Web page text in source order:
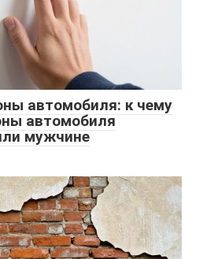
автомобиля: к чему
автомобиля
мужчине